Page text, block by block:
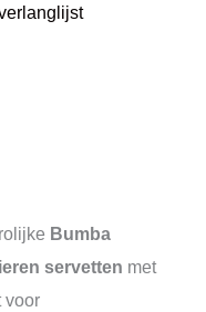
Bumba
servetten met
voor